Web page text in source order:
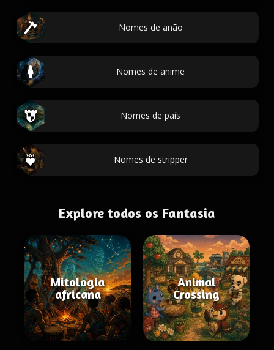
Nomes de anão
Nomes de anime
Nomes de país
Nomes de stripper
Explore todos os Fantasia
Mitologia
africana
Animal
Crossing